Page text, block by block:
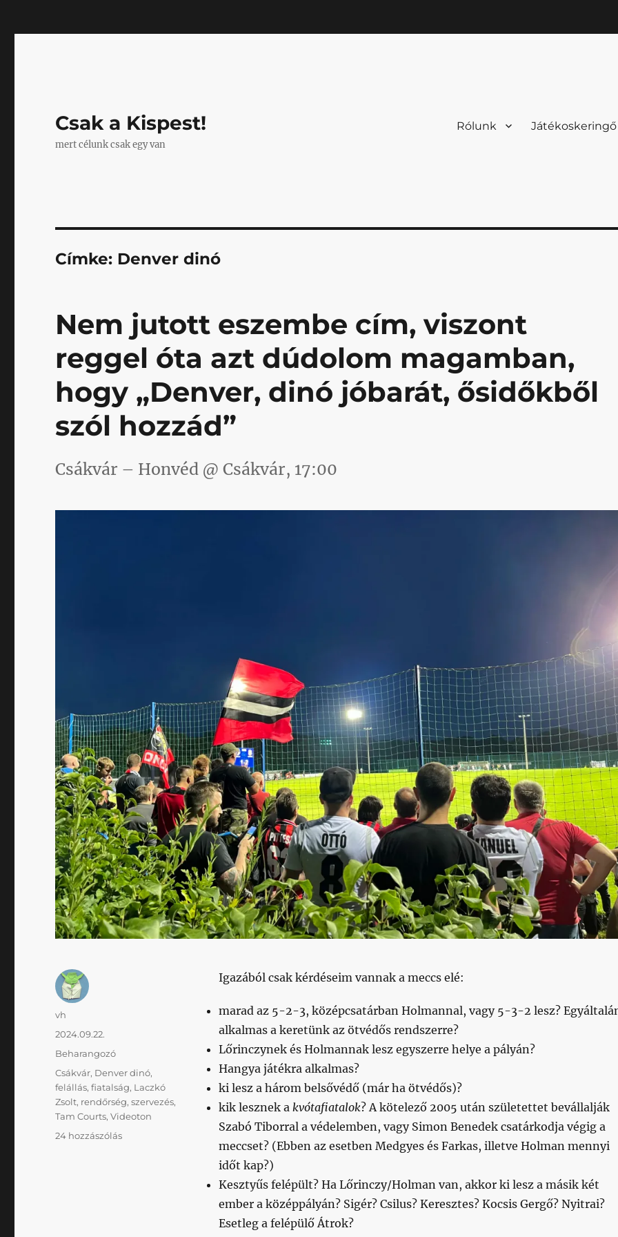
Csak a Kispest!
mert célunk csak egy van
Rólunk Játékoskeringő
Címke: Denver dinó
Nem jutott eszembe cím, viszont
reggel óta azt dúdolom magamban,
hogy „Denver, dinó jóbarát, ősidőkből
szól hozzád”
Csákvár – Honvéd @ Csákvár, 17:00
Igazából csak kérdéseim vannak a meccs elé:
marad az 5-2-3, középcsatárban Holmannal, vagy 5-3-2 lesz?
alkalmas a keretünk az ötvédős rendszerre?
Lőrinczynek és Holmannak lesz egyszerre helye a pályán?
Hangya játékra alkalmas?
ki lesz a három belsővédő (már ha ötvédős)?
kik lesznek a kvótafiatalok? A kötelező 2005 után születettet bevállalják
Szabó Tiborral a védelemben, vagy Simon Benedek csatárkodja végig a
meccset? (Ebben az esetben Medgyes és Farkas, illetve Holman mennyi
időt kap?)
Kesztyűs felépült? Ha Lőrinczy/Holman van, akkor ki lesz a másik két
ember a középpályán? Sigér? Csilus? Keresztes? Kocsis Gergő? Nyitrai?
Esetleg a felépülő Átrok?
Szerző
vh
Közzétéve
2024.09.22.
Kategória
Beharangozó
Címke
Csákvár, Denver dinó,
felállás,fiatalság, Laczkó
Zsolt, rendőrség,szervezés,
Tam Courts,Videoton
24 hozzászólásNem